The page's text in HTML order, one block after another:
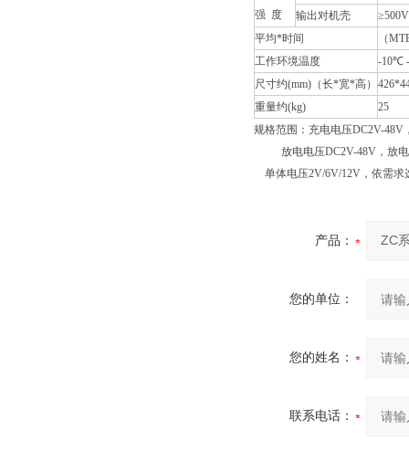
强 度
输出对机壳
≥500V
平均*时间
（
工作环境温度
-10℃
尺寸约(mm)（长*宽*高）
重量约(kg)
25
规格范围：充电电压DC2V-48V
放电电压DC2V-48V，放电
单体电压2V/6V/12V，依需求
产品：
您的单位：
您的姓名：
联系电话：